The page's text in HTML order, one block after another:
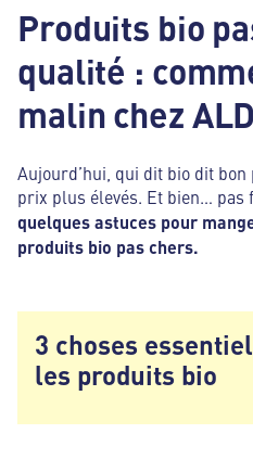
Produits bio
qualité :
malin chez
Aujourd’hui, qui dit bio dit
prix plus élevés. Et bien… pas
quelques astuces pour
produits bio pas chers.
3 choses
les produits bio